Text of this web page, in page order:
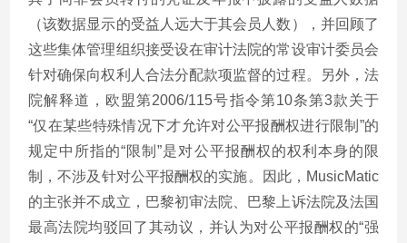
（该数据显示的受益人远大于其会员人数），并回顾了
这些集体管理组织接受设在审计法院的常设审计委员会
针对确保向权利人合法分配款项监督的过程。另外，法
院解释道，欧盟第2006/115号指令第10条第3款关于
“仅在某些特殊情况下才允许对公平报酬权进行限制”的
规定中所指的“限制”是对公平报酬权的权利本身的限
制，不涉及针对公平报酬权的实施。因此，MusicMatic
的主张并不成立，巴黎初审法院、巴黎上诉法院及法国
最高法院均驳回了其动议，并认为对公平报酬权的“强